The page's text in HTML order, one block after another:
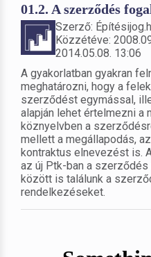
01.2. A szerződés
Szerző:
Közzétéve:
2014.05.08. 13:06
A gyakorlatban gyakran
meghatározni, hogy a
szerződést egymással,
alapján lehet értelmezni a
köznyelvben a
mellett a megállapodás,
kontraktus elnevezést is.
az új Ptk-ban a
között is találunk a
rendelkezéseket.